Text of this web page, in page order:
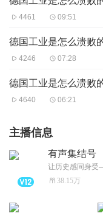
4461 09:51
德国工业是怎么溃败
4246 07:28
德国工业是怎么溃败
4640 06:21
主播信息
有声集结号
38.15万